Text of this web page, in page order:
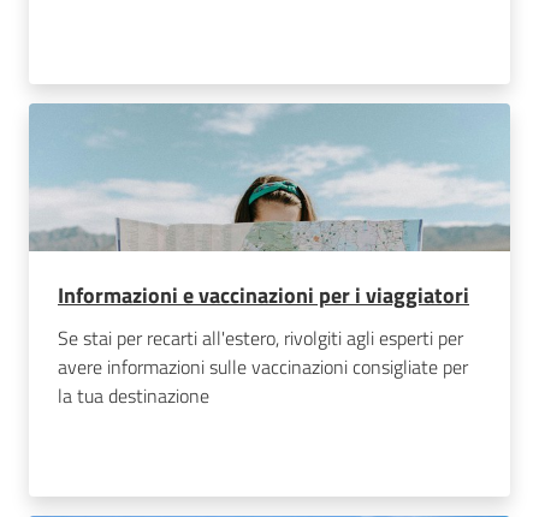
Informazioni e vaccinazioni per i viaggiatori
Se stai per recarti all'estero, rivolgiti agli esperti per
avere informazioni sulle vaccinazioni consigliate per
la tua destinazione